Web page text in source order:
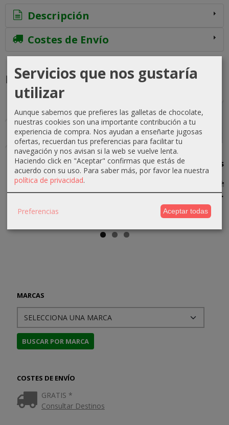
MARCAS
COSTES DE ENVÍO
GRATIS *
Consultar Destinos
Descripción
Costes de Envío
Productos Relacionados
Agotado
Después del
Fin: El Largo
Mañana,
La...
21,00 €
Cthulhu.
Una
celebración
de los Mitos
Los
Vigilantes
del Más
Agotado
Tambores
de
Damballah
(Jules de...
30,00 €
Servicios que nos gustaría
utilizar
Aunque sabemos que prefieres las galletas de chocolate,
nuestras cookies son una importante contribución a tu
experiencia de compra. Nos ayudan a enseñarte jugosas
ofertas, recuerdan tus preferencias para facilitar tu
navegación y nos avisan si la web se vuelve lenta.
Haciendo click en "Aceptar" confirmas que estás de
acuerdo con su uso. Para saber más, por favor lea nuestra
política de privacidad.
Preferencias Aceptar todas